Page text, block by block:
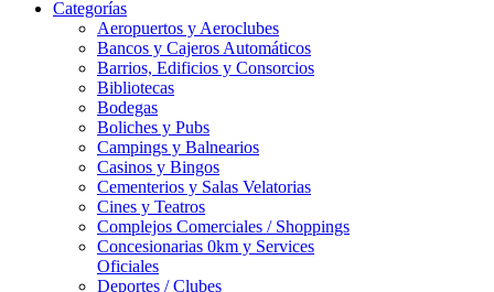
Categorías
Aeropuertos y Aeroclubes
Bancos y Cajeros Automáticos
Barrios, Edificios y Consorcios
Bibliotecas
Bodegas
Boliches y Pubs
Campings y Balnearios
Casinos y Bingos
Cementerios y Salas Velatorias
Cines y Teatros
Complejos Comerciales / Shoppings
Concesionarias 0km y Services
Oficiales
Deportes / Clubes